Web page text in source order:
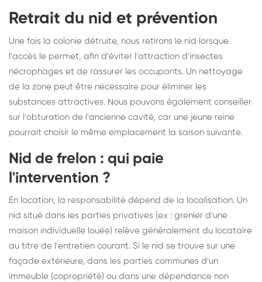
Retrait du nid et prévention
Une fois la colonie détruite, nous retirons le nid lorsque
l'accès le permet, afin d'éviter l'attraction d'insectes
nécrophages et de rassurer les occupants. Un nettoyage
de la zone peut être nécessaire pour éliminer les
substances attractives. Nous pouvons également conseiller
sur l'obturation de l'ancienne cavité, car une jeune reine
pourrait choisir le même emplacement la saison suivante.
Nid de frelon : qui paie
l'intervention ?
En location, la responsabilité dépend de la localisation. Un
nid situé dans les parties privatives (ex : grenier d'une
maison individuelle louée) relève généralement du locataire
au titre de l'entretien courant. Si le nid se trouve sur une
façade extérieure, dans les parties communes d'un
immeuble (copropriété) ou dans une dépendance non